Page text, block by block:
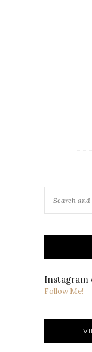
Instagram
Follow Me!